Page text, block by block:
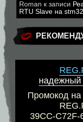
Roman к записи
RTU Slave на stm32
надежный
Промокод на
39CC-C72F-